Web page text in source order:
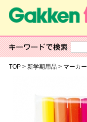
TOP> 新学期用品> マーカー